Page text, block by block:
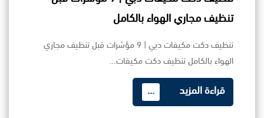
تنظيف مجاري الهواء بالكامل
تنظيف دكت مكيفات دبي | 9 مؤشرات قبل تنظيف مجاري
الهواء بالكامل تنظيف دكت مكيفات…
قراءة المزيد ...